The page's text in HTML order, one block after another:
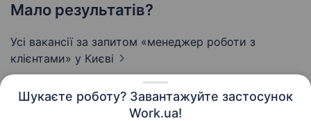
Шукаєте роботу? Завантажуйте застосунок
Work.ua!
Мало результатів?
Усі вакансії за запитом «менеджер роботи з
клієнтами» у Києві